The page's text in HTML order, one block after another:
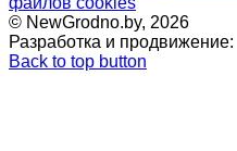
© NewGrodno.by, 2026
Разработка и продвижение:
Back to top button